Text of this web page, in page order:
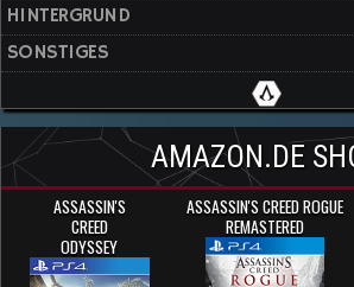
HINTERGRUND
SONSTIGES
AMAZON.DE
ASSASSIN'S
CREED
ODYSSEY
ASSASSIN'S CREED ROGUE
REMASTERED